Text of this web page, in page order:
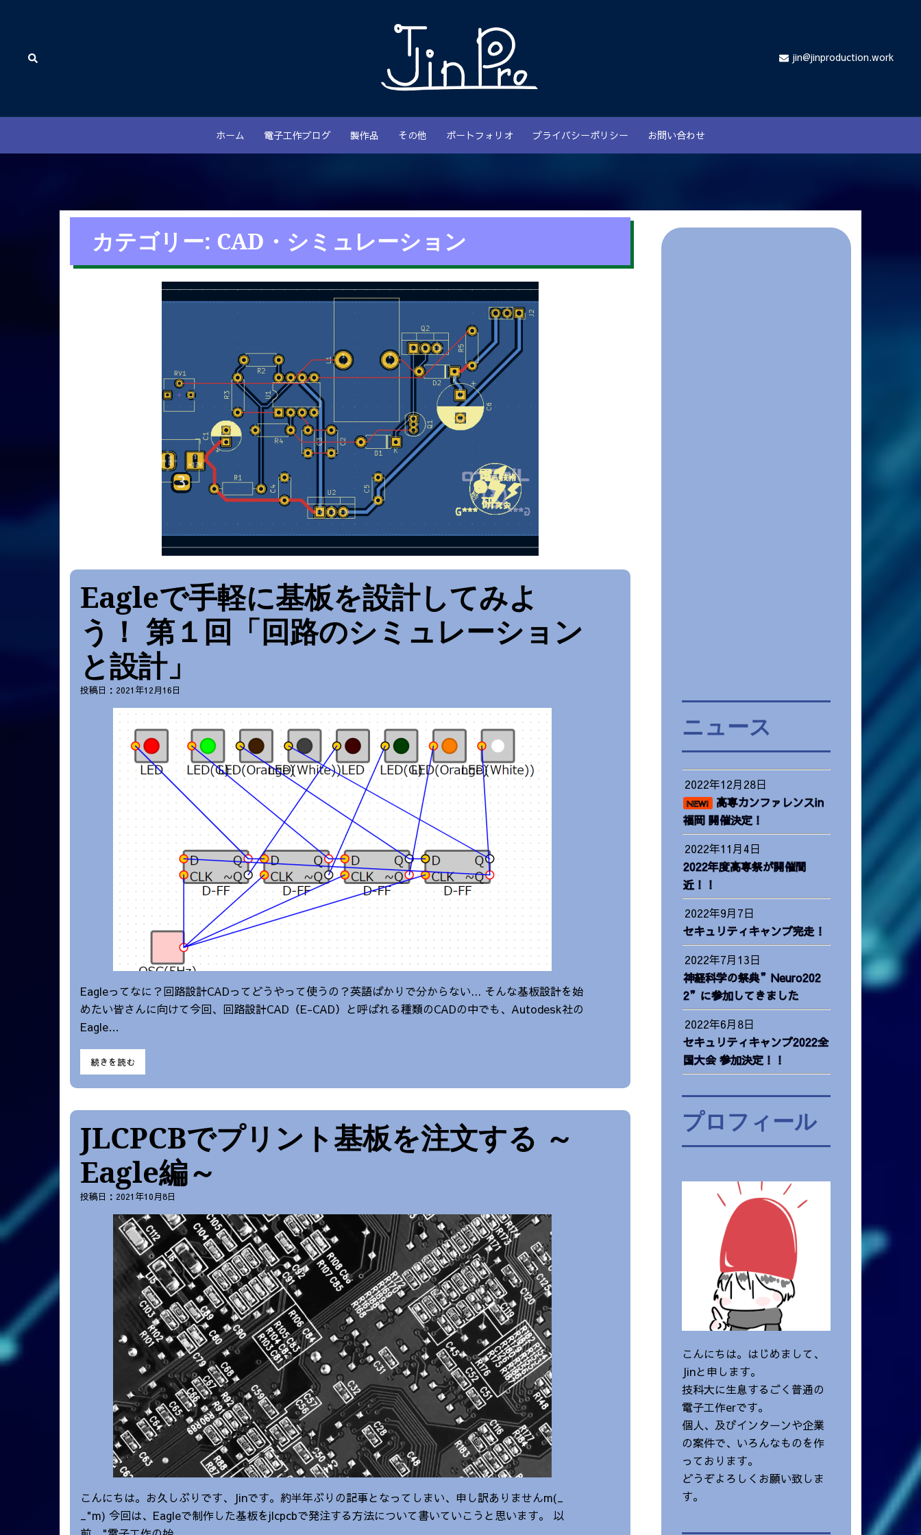
ス
ッ
検
索
jin@jinproduction.work
ホーム 電子工作ブログ 製作品 その他 ポートフォリオ プライバシーポリシー お問い合わせ
カテゴリー: CAD・シミュレーション
Eagleで手軽に基板を設計してみよ
う！ 第１回「回路のシミュレーション
と設計」
投稿日：2021年12月16日
Eagleってなに？回路設計CADってどうやって使うの？英語ばかりで分からない... そんな基板設計を始
めたい皆さんに向けて今回、回路設計CAD（E-CAD）と呼ばれる種類のCADの中でも、Autodesk社の
Eagle…
続きを読む
JLCPCBでプリント基板を注文する ～
Eagle編～
投稿日：2021年10月8日
こんにちは。お久しぶりです、Jinです。約半年ぶりの記事となってしまい、申し訳ありませんm(_
_"m) 今回は、Eagleで制作した基板をjlcpcbで発注する方法について書いていこうと思います。 以
ニュース
2022年12月28日
NEW! 高専カンファレンスin
福岡 開催決定！
2022年11月4日
2022年度高専祭が開催間
近！！
2022年9月7日
セキュリティキャンプ完走！
2022年7月13日
神経科学の祭典”Neuro202
2”に参加してきました
2022年6月8日
セキュリティキャンプ2022全
国大会 参加決定！！
プロフィール
こんにちは。はじめまして、
Jinと申します。
技科大に生息するごく普通の
電子工作erです。
個人、及びインターンや企業
の案件で、いろんなものを作
っております。
どうぞよろしくお願い致しま
す。